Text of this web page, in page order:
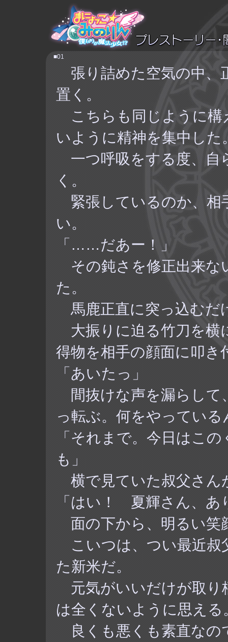
■01
張り詰めた空気の中、
置く。
こちらも同じように構
いように精神を集中した
一つ呼吸をする度、自
く。
緊張しているのか、相
い。
「……だあー！」
その鈍さを修正出来な
た。
馬鹿正直に突っ込むだ
大振りに迫る竹刀を横
得物を相手の顔面に叩き
「あいたっ」
間抜けな声を漏らして
っ転ぶ。何をやってい
「それまで。今日はこ
も」
横で見ていた叔父さん
「はい！ 夏輝さん、あ
面の下から、明るい笑
こいつは、つい最近叔
た新米だ。
元気がいいだけが取り
は全くないように思える
良くも悪くも素直なの